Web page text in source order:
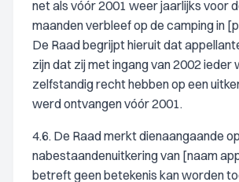
net als vóór 2001 weer jaarlijks voor
maanden verbleef op de camping in
De Raad begrijpt hieruit dat
zijn dat zij met ingang van 2002 ieder
zelfstandig recht hebben op een
werd ontvangen vóór 2001.
4.6. De Raad merkt dienaangaande
nabestaandenuitkering van [naam
betreft geen betekenis kan worden